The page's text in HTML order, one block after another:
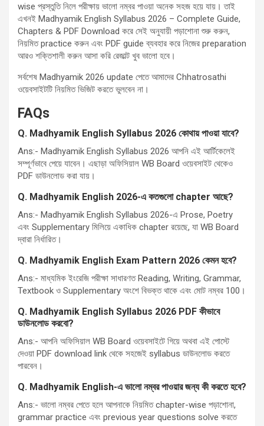
wise প্রস্তুতি নিলে পরীক্ষায় ভালো নম্বর পাওয়া অনেক সহজ হয়ে যায়। তাই
এখনই Madhyamik English Syllabus 2026 – Complete Guide,
Chapters & PDF Download করে সেই অনুযায়ী পড়াশোনা শুরু করুন,
নিয়মিত practice করুন এবং PDF guide ব্যবহার করে নিজের preparation
আরও শক্তিশালী করুন আসা করি রেজাল্ট খুব ভালো হবে।
সর্বশেষ Madhyamik 2026 update পেতে আমাদের Chhatrosathi
ওয়েবসাইটটি নিয়মিত ভিজিট করতে ভুলবেন না।
FAQs
Q. Madhyamik English Syllabus 2026 কোথায় পাওয়া যাবে?
Ans:- Madhyamik English Syllabus 2026 আপনি এই আর্টিকেলেই
সম্পূর্ণভাবে পেয়ে যাবেন। এছাড়া অফিসিয়াল WB Board ওয়েবসাইট থেকেও
PDF ডাউনলোড করা যায়।
Q. Madhyamik English 2026-এ কতগুলো chapter আছে?
Ans:- Madhyamik English Syllabus 2026-এ Prose, Poetry
এবং Supplementary মিলিয়ে একাধিক chapter রয়েছে, যা WB Board
দ্বারা নির্ধারিত।
Q. Madhyamik English Exam Pattern 2026 কেমন হবে?
Ans:- মাধ্যমিক ইংরেজি পরীক্ষা সাধারণত Reading, Writing, Grammar,
Textbook ও Supplementary অংশে বিভক্ত থাকে এবং মোট নম্বর 100।
Q. Madhyamik English Syllabus 2026 PDF কীভাবে
ডাউনলোড করবো?
Ans:- আপনি অফিসিয়াল WB Board ওয়েবসাইটে গিয়ে অথবা এই পোস্টে
দেওয়া PDF download link থেকে সহজেই syllabus ডাউনলোড করতে
পারবেন।
Q. Madhyamik English-এ ভালো নম্বর পাওয়ার জন্য কী করতে হবে?
Ans:- ভালো নম্বর পেতে হলে আপনাকে নিয়মিত chapter-wise পড়াশোনা,
grammar practice এবং previous year questions solve করতে